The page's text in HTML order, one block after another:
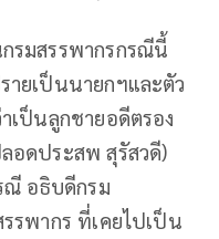
รมสรรพากรกรณีนี้
ยเป็นนายกฯและตัว
เป็นลูกชายอดีตรอง
อดประสพ สุรัสวดี)
ณี อธิบดีกรม
รพากร ที่เคยไปเป็น